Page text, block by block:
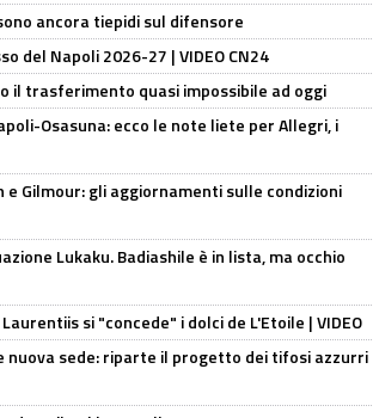
ancora tiepidi sul difensore
del Napoli 2026-27 | VIDEO CN24
il trasferimento quasi impossibile ad oggi
Osasuna: ecco le note liete per Allegri, i
e Gilmour: gli aggiornamenti sulle condizioni
Lukaku. Badiashile è in lista, ma occhio
si "concede" i dolci de L'Etoile | VIDEO
nuova sede: riparte il progetto dei tifosi azzurri